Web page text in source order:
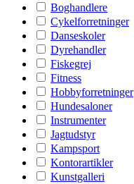
Boghandlere
Cykelforretninger
Danseskoler
Dyrehandler
Fiskegrej
Fitness
Hobbyforretninger
Hundesaloner
Instrumenter
Jagtudstyr
Kampsport
Kontorartikler
Kunstgalleri